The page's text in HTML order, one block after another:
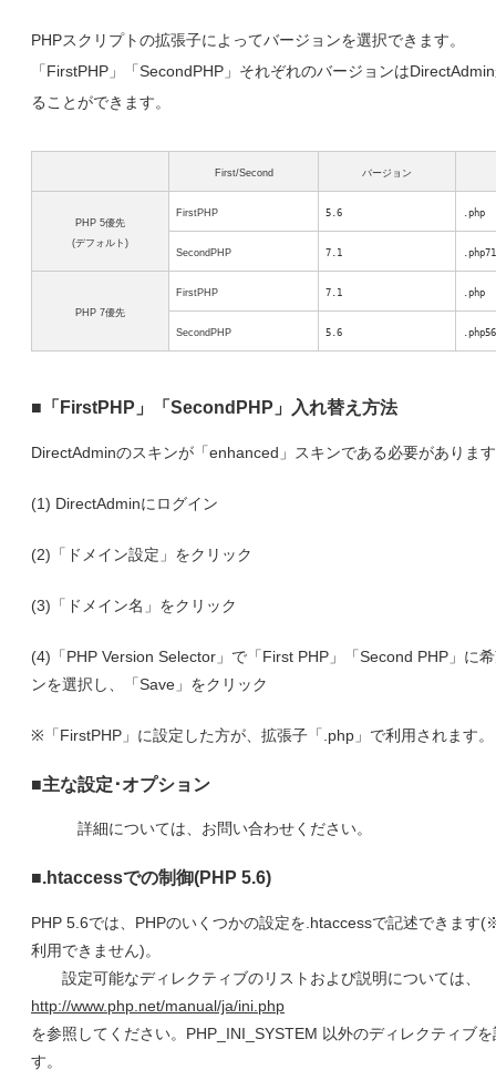
PHPスクリプトの拡張子によってバージョンを選択できます。
「FirstPHP」「SecondPHP」それぞれのバージョンは
ることができます。
First/Second バージョン
PHP 5優先
(デフォルト)
FirstPHP 5.6 .php
SecondPHP 7.1 .php71
PHP 7優先
FirstPHP 7.1 .php
SecondPHP 5.6 .php56
■「FirstPHP」「SecondPHP」入れ替え方法
DirectAdminのスキンが「enhanced」スキンである必要がありま
(1) DirectAdminにログイン
(2)「ドメイン設定」をクリック
(3)「ドメイン名」をクリック
(4)「PHP Version Selector」で「First PHP」「Second PHP」に
ンを選択し、「Save」をクリック
※「FirstPHP」に設定した方が、拡張子「.php」で利用されます。
■主な設定･オプション
詳細については、お問い合わせください。
■.htaccessでの制御(PHP 5.6)
PHP 5.6では、PHPのいくつかの設定を.htaccessで記述できます
利用できません)。
設定可能なディレクティブのリストおよび説明については、
http://www.php.net/manual/ja/ini.php
を参照してください。PHP_INI_SYSTEM 以外のディレクティブ
す。